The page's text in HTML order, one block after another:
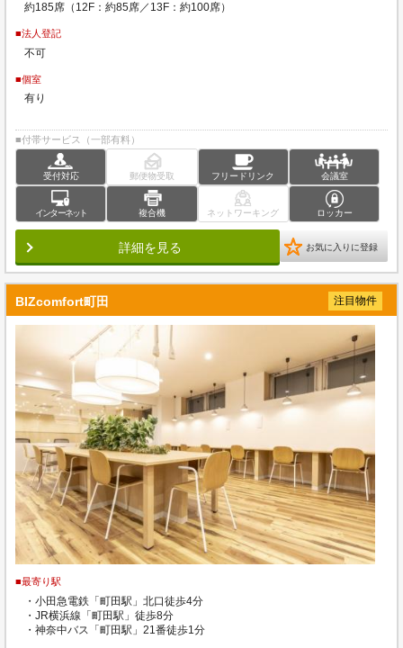
約185席（12F：約85席／13F：約100席）
■法人登記
不可
■個室
有り
■付帯サービス（一部有料）
受付対応 郵便物受取 フリードリンク 会議室
インターネット 複合機 ネットワーキング ロッカー
詳細を見る お気に入りに登録
BIZcomfort町田 注目物件
■最寄り駅
・小田急電鉄「町田駅」北口徒歩4分
・JR横浜線「町田駅」徒歩8分
・神奈中バス「町田駅」21番徒歩1分